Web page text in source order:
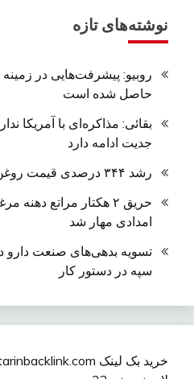
نوشته‌های تازه
روبیو: پیشرفت‌هایی در
حاصل شده است
بقائی: مذاکره‌ای با آمریکا
جدیت ادامه دارد
رشد ۳۴۴ درصدی قیمت روغن/ لبنیات چقدر گران شد؟
حریق ۲ هکتار مراتع
امدادی مهار شد
سپه در دستور کار
خرید بک لینک behtarinbacklink.com